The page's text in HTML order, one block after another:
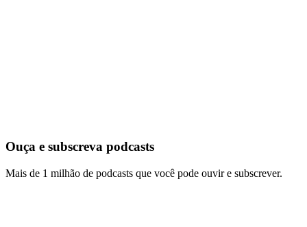
Ouça e subscreva podcasts
Mais de 1 milhão de podcasts que você pode ouvir e subscrever.